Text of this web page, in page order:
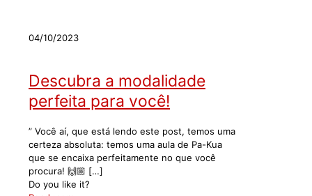
04/10/2023
Descubra a modalidade
perfeita para você!
” Você aí, que está lendo este post, temos uma
certeza absoluta: temos uma aula de Pa-Kua
que se encaixa perfeitamente no que você
procura! 🙌🏼 […]
Do you like it?